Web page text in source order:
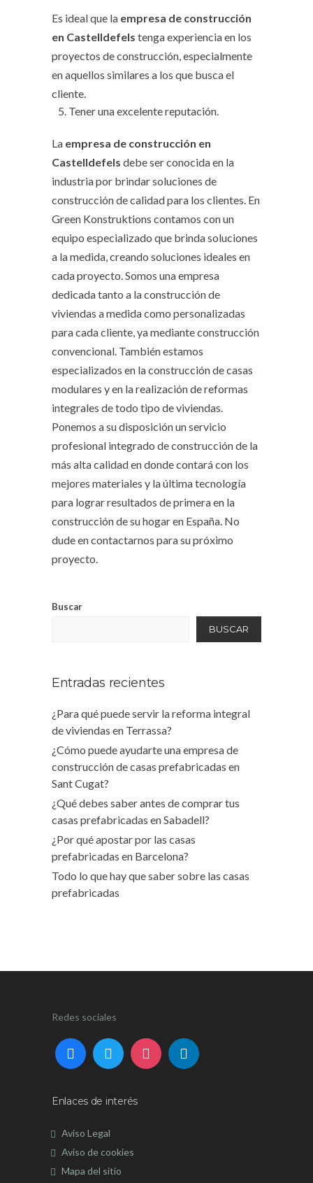
Es ideal que la empresa de construcción
en Castelldefels tenga experiencia en los
proyectos de construcción, especialmente
en aquellos similares a los que busca el
cliente.
Tener una excelente reputación.
La empresa de construcción en
Castelldefels debe ser conocida en la
industria por brindar soluciones de
construcción de calidad para los clientes. En
Green Konstruktions contamos con un
equipo especializado que brinda soluciones
a la medida, creando soluciones ideales en
cada proyecto. Somos una empresa
dedicada tanto a la construcción de
viviendas a medida como personalizadas
para cada cliente, ya mediante construcción
convencional. También estamos
especializados en la construcción de casas
modulares y en la realización de reformas
integrales de todo tipo de viviendas.
Ponemos a su disposición un servicio
profesional integrado de construcción de la
más alta calidad en donde contará con los
mejores materiales y la última tecnología
para lograr resultados de primera en la
construcción de su hogar en España. No
dude en contactarnos para su próximo
proyecto.
Buscar
BUSCAR
Entradas recientes
¿Para qué puede servir la reforma integral
de viviendas en Terrassa?
¿Cómo puede ayudarte una empresa de
construcción de casas prefabricadas en
Sant Cugat?
¿Qué debes saber antes de comprar tus
casas prefabricadas en Sabadell?
¿Por qué apostar por las casas
prefabricadas en Barcelona?
Todo lo que hay que saber sobre las casas
prefabricadas
Redes sociales
Enlaces de interés
Aviso Legal
Aviso de cookies
Mapa del sitio